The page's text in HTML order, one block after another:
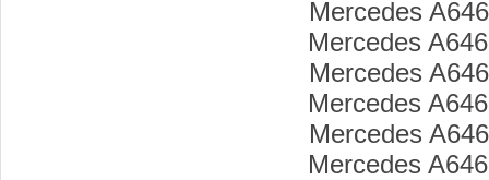
Mercedes
Mercedes
Mercedes
Mercedes
Mercedes
Mercedes